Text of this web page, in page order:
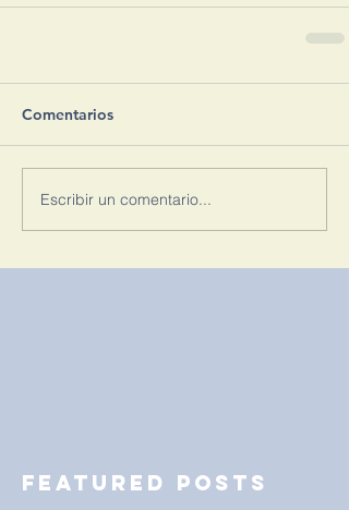
Comentarios
Escribir un comentario...
Featured Posts